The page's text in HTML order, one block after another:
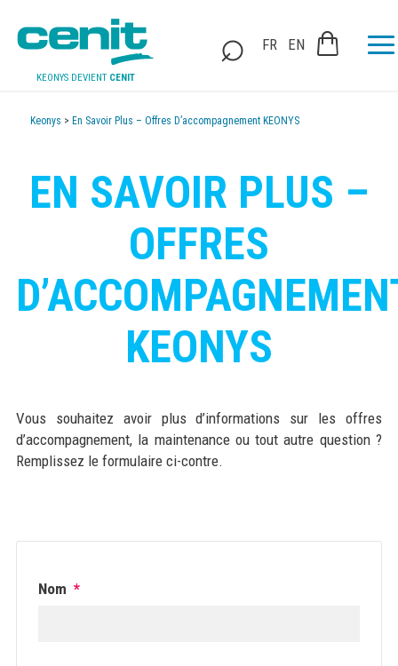
KEONYS DEVIENT CENIT
FR EN
Keonys > En Savoir Plus – Offres D’accompagnement KEONYS
EN SAVOIR PLUS –
OFFRES
KEONYS
Vous souhaitez avoir plus d’informations sur les offres
d’accompagnement, la maintenance ou tout autre question ?
Remplissez le formulaire ci-contre.
Nom *